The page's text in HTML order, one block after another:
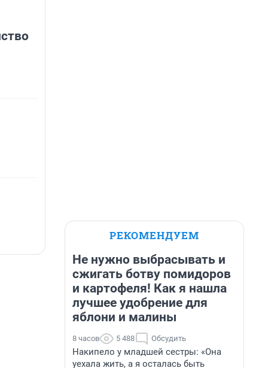
РЕКОМЕНДУЕМ
Не нужно выбрасывать и
сжигать ботву помидоров
и картофеля! Как я нашла
лучшее удобрение для
яблони и малины
8 часов 5 488 Обсудить
Накипело у младшей сестры: «Она
уехала жить, а я осталась быть